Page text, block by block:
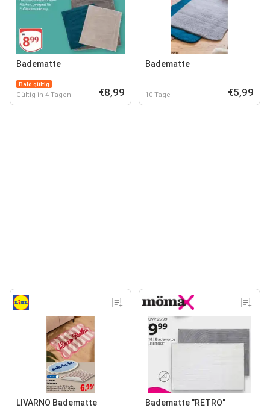
Badematte
Bald gültig
Gültig in 4 Tagen €8,99
Badematte
10 Tage €5,99
LIVARNO Badematte Badematte "RETRO"